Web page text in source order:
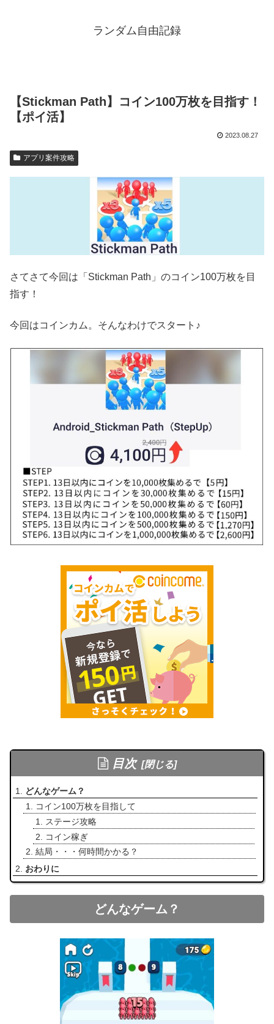
ランダム自由記録
【Stickman Path】コイン100万枚を目指す！
【ポイ活】
2023.08.27
アプリ案件攻略
さてさて今回は「Stickman Path」のコイン100万枚を目
指す！
今回はコインカム。そんなわけでスタート♪
目次
どんなゲーム？
コイン100万枚を目指して
ステージ攻略
コイン稼ぎ
結局・・・何時間かかる？
おわりに
どんなゲーム？